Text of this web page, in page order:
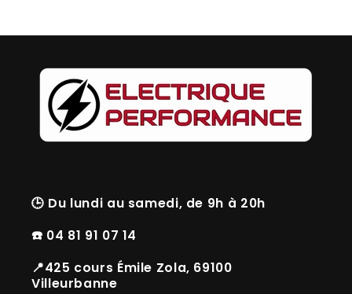
🕒 Du lundi au samedi, de 9h à 20h
☎️ 04 81 91 07 14
📍425 cours Émile Zola, 69100
Villeurbanne